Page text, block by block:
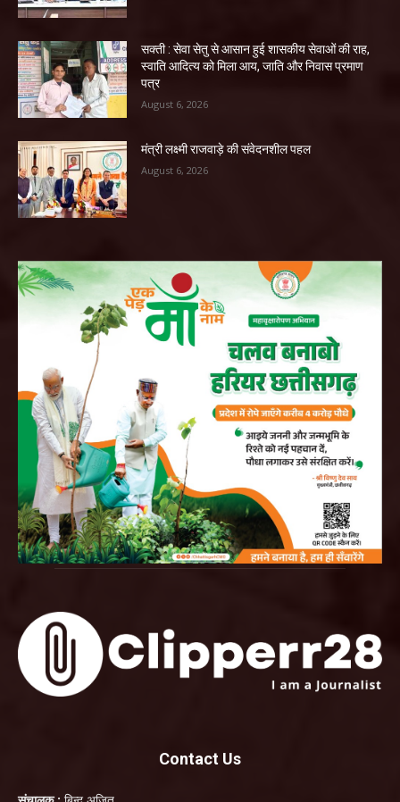
सक्ती : सेवा सेतु से आसान हुई शासकीय सेवाओं की राह,
स्वाति आदित्य को मिला आय, जाति और निवास प्रमाण
पत्र
August 6, 2026
मंत्री लक्ष्मी राजवाड़े की संवेदनशील पहल
August 6, 2026
Contact Us